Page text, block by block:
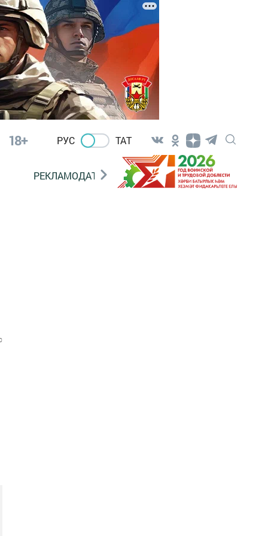
18+ РУС ТАТ
РЕКЛАМОДАТЕЛЯМ